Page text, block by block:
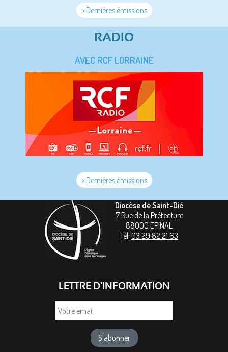
> Dernières émissions
RADIO
AVEC RCF LORRAINE
> Dernières émissions
Diocèse de Saint-Dié
7 Rue de la Préfecture
88000 EPINAL
Tél: 03 29 82 21 63
LETTRE D'INFORMATION